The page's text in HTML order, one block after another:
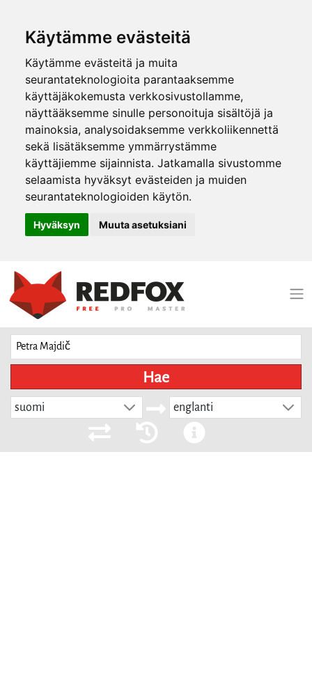
Käytämme evästeitä
Käytämme evästeitä ja muita
seurantateknologioita parantaaksemme
käyttäjäkokemusta verkkosivustollamme,
näyttääksemme sinulle personoituja sisältöjä ja
mainoksia, analysoidaksemme verkkoliikennettä
sekä lisätäksemme ymmärrystämme
käyttäjiemme sijainnista. Jatkamalla sivustomme
selaamista hyväksyt evästeiden ja muiden
seurantateknologioiden käytön.
Hyväksyn Muuta asetuksiani
Hae
suomi englanti